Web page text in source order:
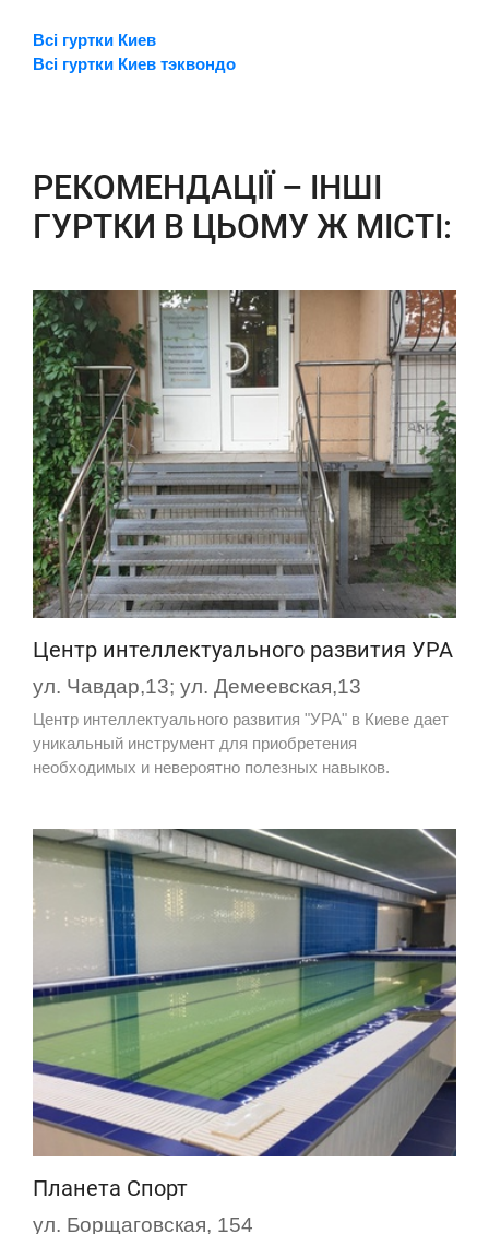
Всі гуртки Киев
Всі гуртки Киев тэквондо
РЕКОМЕНДАЦІЇ – ІНШІ
ГУРТКИ В ЦЬОМУ Ж МІСТІ:
Центр интеллектуального развития УРА
ул. Чавдар,13; ул. Демеевская,13
Центр интеллектуального развития "УРА" в Киеве дает
уникальный инструмент для приобретения
необходимых и невероятно полезных навыков.
Планета Спорт
ул. Борщаговская, 154